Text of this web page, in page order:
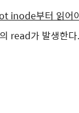
inode부터 읽어
read가 발생한